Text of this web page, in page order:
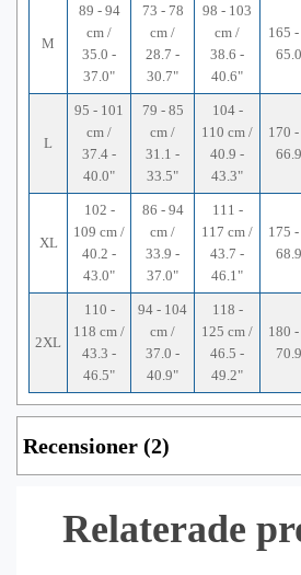
M
89 - 94
cm /
35.0 -
37.0"
73 - 78
cm /
28.7 -
30.7"
98 - 103
cm /
38.6 -
40.6"
165
L
95 - 101
cm /
37.4 -
40.0"
79 - 85
cm /
31.1 -
33.5"
104 -
110 cm /
40.9 -
43.3"
170
XL
102 -
109 cm /
40.2 -
43.0"
86 - 94
cm /
33.9 -
37.0"
111 -
117 cm /
43.7 -
46.1"
175
2XL
110 -
118 cm /
43.3 -
46.5"
94 - 104
cm /
37.0 -
40.9"
118 -
125 cm /
46.5 -
49.2"
180
Recensioner (2)
Relaterade